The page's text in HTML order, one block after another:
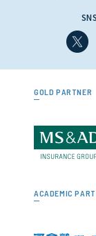
GOLD PARTNER
ACADEMIC